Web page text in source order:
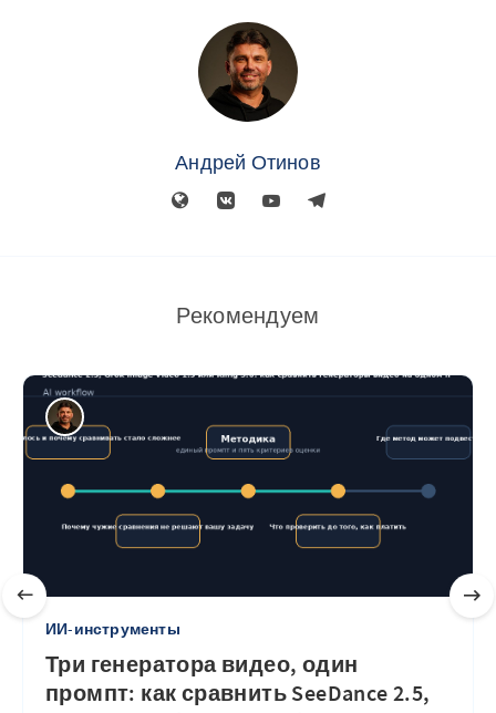
Андрей Отинов
Рекомендуем
ИИ-инструменты
Три генератора видео, один
промпт: как сравнить SeeDance 2.5,